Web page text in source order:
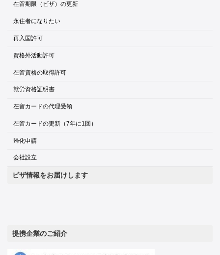
在留期限（ビザ）の更新
永住者になりたい
再入国許可
資格外活動許可
在留資格の取得許可
就労資格証明書
在留カードの代理受領
在留カードの更新（7年に1回）
帰化申請
会社設立
ビザ情報をお届けします
提携企業のご紹介